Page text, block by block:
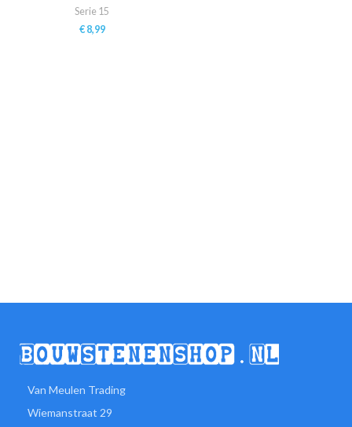
Serie 15
€8,99
Van Meulen Trading
Wiemanstraat 29